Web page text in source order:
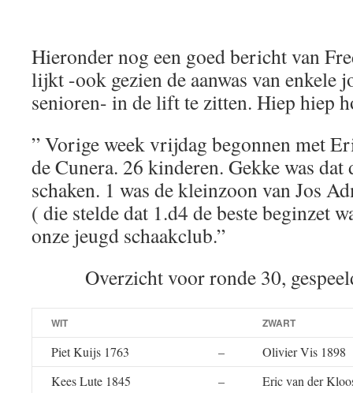
Hieronder nog een goed bericht van
lijkt -ook gezien de aanwas van enkele
senioren- in de lift te zitten. Hiep hiep
” Vorige week vrijdag begonnen met
de Cunera. 26 kinderen. Gekke was dat
schaken. 1 was de kleinzoon van Jos
( die stelde dat 1.d4 de beste beginzet
onze jeugd schaakclub.”
Overzicht voor ronde 30,
WIT ZWART
Piet Kuijs 1763 –
Olivier Vis 1898
Kees Lute 1845
– Eric van der